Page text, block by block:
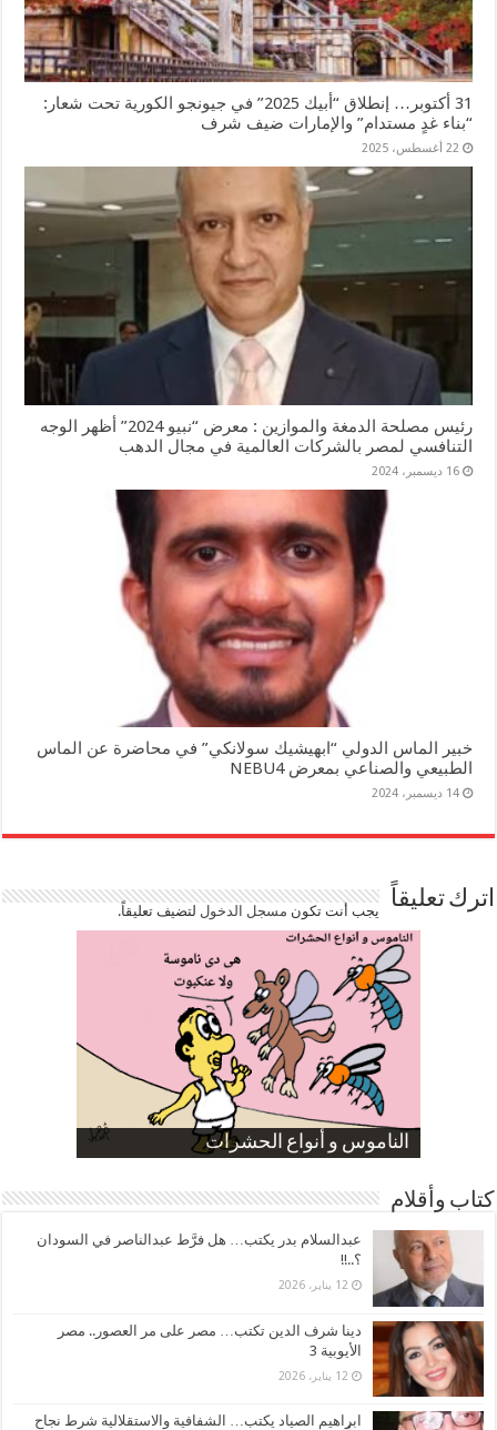
31 أكتوبر… إنطلاق “أبيك 2025” في جيونجو الكورية تحت شعار:
“بناء غدٍ مستدام” والإمارات ضيف شرف
22 أغسطس، 2025
رئيس مصلحة الدمغة والموازين : معرض “نبيو 2024” أظهر الوجه
التنافسي لمصر بالشركات العالمية في مجال الدهب
16 ديسمبر، 2024
خبير الماس الدولي “ابهيشيك سولانكي” في محاضرة عن الماس
الطبيعي والصناعي بمعرض NEBU4
14 ديسمبر، 2024
اترك تعليقاً يجب أنت تكون مسجل الدخوللتضيف تعليقاً.
الناموس و أنواع الحشرات
الموظفين بعد ارتفاع الأسعار
ارتفاع نسبة الطلاق في مصر
صورة كاركاتيرية
صورة كاركاتيرية
كتاب وأقلام
عبدالسلام بدر يكتب… هل فرَّط عبدالناصر في السودان
؟..!!
12 يناير، 2026
دينا شرف الدين تكتب… مصر على مر العصور.. مصر
الأيوبية 3
12 يناير، 2026
ابراهيم الصياد يكتب… الشفافية والاستقلالية شرط نجاح